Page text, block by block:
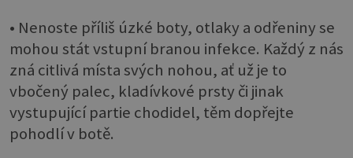
• Nenoste příliš úzké boty, otlaky a odřeniny se
mohou stát vstupní branou infekce. Každý z nás
zná citlivá místa svých nohou, ať už je to
vbočený palec, kladívkové prsty či jinak
vystupující partie chodidel, těm dopřejte
pohodlí v botě.